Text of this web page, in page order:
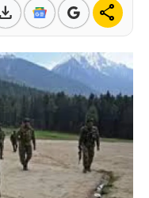
download share